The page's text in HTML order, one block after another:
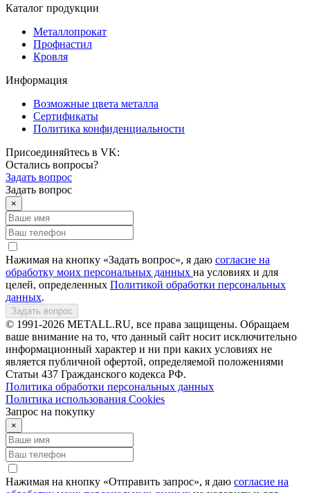
Каталог продукции
Металлопрокат
Профнастил
Кровля
Информация
Возможные цвета металла
Сертификаты
Политика конфиденциальности
Присоединяйтесь в VK:
Остались вопросы?
Задать вопрос
Задать вопрос
×
Нажимая на кнопку «Задать вопрос», я даю согласие на
обработку моих персональных данных на условиях и для
целей, определенных Политикой обработки персональных
данных.
Задать вопрос
© 1991-2026 METALL.RU, все права защищены. Обращаем
ваше внимание на то, что данный сайт носит исключительно
информационный характер и ни при каких условиях не
является публичной офертой, определяемой положениями
Статьи 437 Гражданского кодекса РФ.
Политика обработки персональных данных
Политика использования Сookies
Запрос на покупку
×
Нажимая на кнопку «Отправить запрос», я даю согласие на